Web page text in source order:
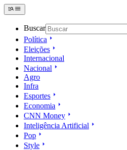
Buscar
Política
Eleições
Internacional
Nacional
Agro
Infra
Esportes
Economia
CNN Money
Inteligência Artificial
Pop
Style